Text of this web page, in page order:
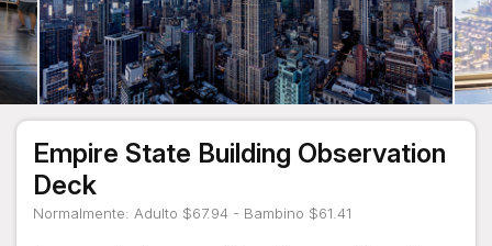
Empire State Building Observation
Deck
Normalmente: Adulto $67.94 - Bambino $61.41